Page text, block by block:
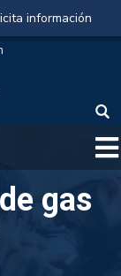
información
gas